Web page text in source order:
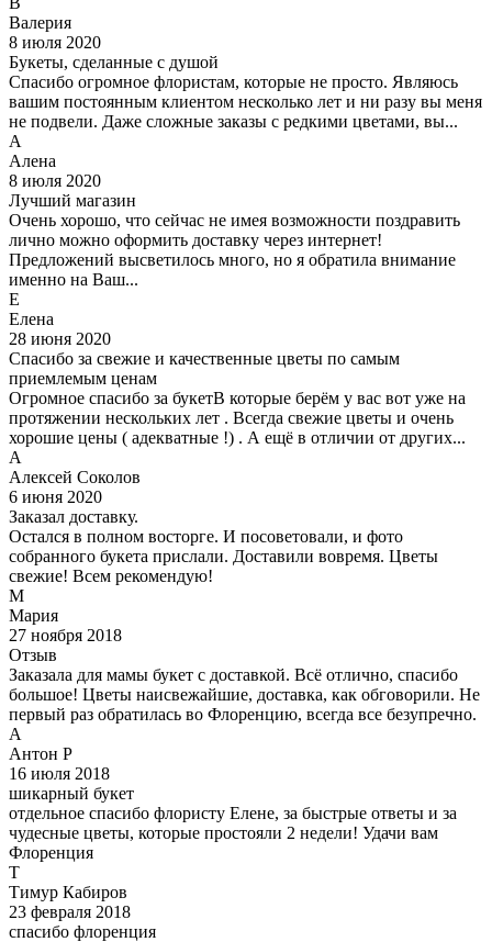
Валерия
8 июля 2020
Букеты, сделанные с душой
Спасибо огромное флористам, которые не просто. Являюсь
вашим постоянным клиентом несколько лет и ни разу вы меня
не подвели. Даже сложные заказы с редкими цветами, вы...
А
Алена
8 июля 2020
Лучший магазин
Очень хорошо, что сейчас не имея возможности поздравить
лично можно оформить доставку через интернет!
Предложений высветилось много, но я обратила внимание
именно на Ваш...
Е
Елена
28 июня 2020
Спасибо за свежие и качественные цветы по самым
приемлемым ценам
Огромное спасибо за букетВ которые берём у вас вот уже на
протяжении нескольких лет . Всегда свежие цветы и очень
хорошие цены ( адекватные !) . А ещё в отличии от других...
А
Алексей Соколов
6 июня 2020
Заказал доставку.
Остался в полном восторге. И посоветовали, и фото
собранного букета прислали. Доставили вовремя. Цветы
свежие! Всем рекомендую!
М
Мария
27 ноября 2018
Отзыв
Заказала для мамы букет с доставкой. Всё отлично, спасибо
большое! Цветы наисвежайшие, доставка, как обговорили. Не
первый раз обратилась во Флоренцию, всегда все безупречно.
А
Антон Р
16 июля 2018
шикарный букет
отдельное спасибо флористу Елене, за быстрые ответы и за
чудесные цветы, которые простояли 2 недели! Удачи вам
Флоренция
Т
Тимур Кабиров
23 февраля 2018
спасибо флоренция